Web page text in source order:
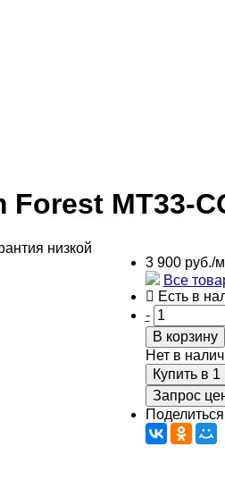
MT33-
3 900 руб./
Все
Есть в
-
В корзину
Нет в
Купить в 1
Запрос